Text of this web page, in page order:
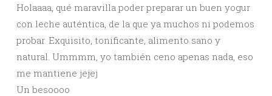
Holaaaa, qué maravilla poder preparar un buen yogur
con leche auténtica, de la que ya muchos ni podemos
probar. Exquisito, tonificante, alimento sano y
natural. Ummmm, yo también ceno apenas nada, eso
me mantiene jejej
Un besoooo